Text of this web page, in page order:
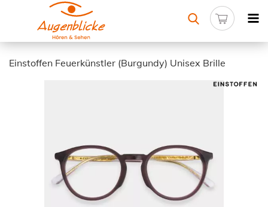
Einstoffen Feuerkünstler (Burgundy) Unisex Brille